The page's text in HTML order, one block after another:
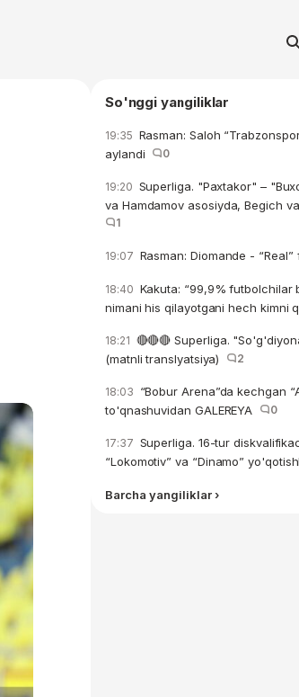
So'nggi yangiliklar
19:35 Rasman: Saloh
aylandi
0
19:20 Superliga. "Paxtakor" –
va Hamdamov asosiyda, Begich
1
19:07 Rasman: Diomande -
18:40 Kakuta: “99,9% futbolchilar
nimani his qilayotgani hech kimni
18:21 🔴🔴🔴 Superliga.
(matnli translyatsiya)
2
18:03 “Bobur Arena”da kechgan
to'qnashuvidan GALEREYA
0
17:37 Superliga. 16-tur
“Lokomotiv” va “Dinamo”
Barcha yangiliklar ›